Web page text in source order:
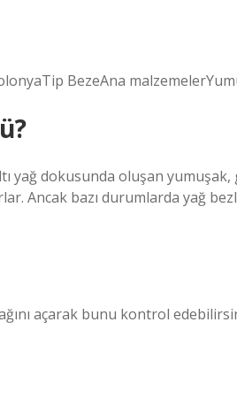
BezeAna
yağ dokusunda oluşan
Ancak bazı durumlarda yağ
açarak bunu kontrol